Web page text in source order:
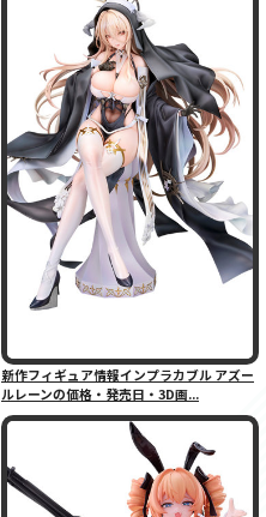
新作フィギュア情報インプラカブル アズー
ルレーンの価格・発売日・3D画...